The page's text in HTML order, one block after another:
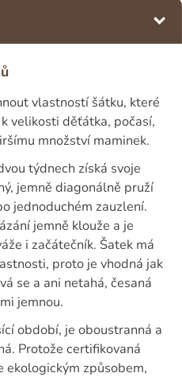
vlastností šátku, které
velikosti děťátka, počasí,
množství maminek.
týdnech získá svoje
jemně diagonálně pruží
jednoduchém zauzlení.
jemně klouže a je
i začátečník. Šatek má
proto je vhodná jak
se a ani netahá, česaná
jemnou.
období, je oboustranná a
Protože certifikovaná
ekologickým způsobem,